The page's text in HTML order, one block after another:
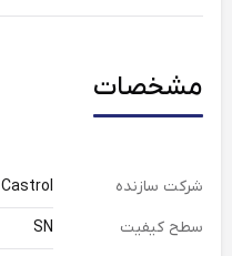
مشخصات
شرکت سازنده
Castrol
سطح کیفیت
SN